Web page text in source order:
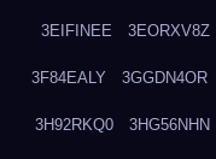
3EIFINEE 3EORXV8Z
3F84EALY 3GGDN4OR
3H92RKQ0 3HG56NHN